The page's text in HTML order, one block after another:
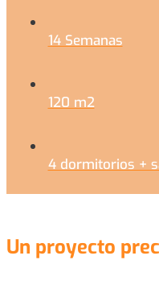
14 Semanas
120 m2
4 dormitorios +
Un proyecto